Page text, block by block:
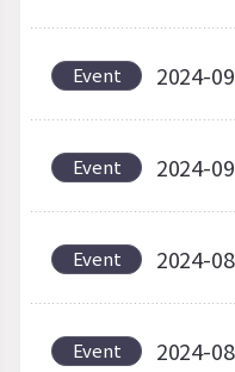
Event 2024-
Event 2024-
Event 2024-
Event 2024-